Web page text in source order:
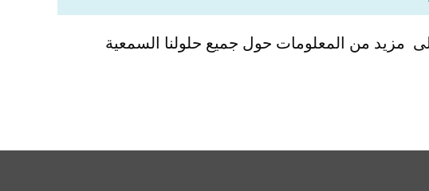
مزيد من المعلومات حول جميع حلولنا السمعية